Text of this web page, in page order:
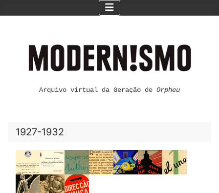
Arquivo virtual da Geração de Orpheu
1927-1932